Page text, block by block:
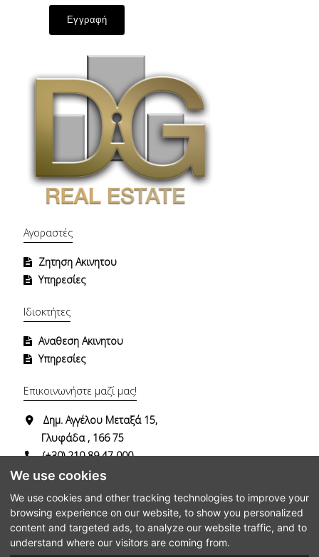
We use cookies
We use cookies and other tracking technologies to improve your
browsing experience on our website, to show you personalized
content and targeted ads, to analyze our website traffic, and to
understand where our visitors are coming from.
Εγγραφή
Αγοραστές
Ζητηση Ακινητου
Υπηρεσίες
Ιδιοκτήτες
Αναθεση Ακινητου
Υπηρεσίες
Επικοινωνήστε μαζί μας!
Δημ. Αγγέλου Μεταξά 15,
Γλυφάδα , 166 75
(+30) 210 89 47 000
(+30) 694 74 29 482
info@dgrealestate.gr